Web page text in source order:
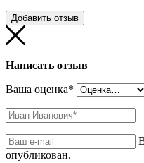
Добавить отзыв
Написать отзыв
Ваша оценка*
опубликован.